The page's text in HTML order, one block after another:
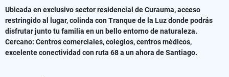
Ubicada en exclusivo sector residencial de Curauma, acceso
restringido al lugar, colinda con Tranque de la Luz donde podrás
disfrutar junto tu familia en un bello entorno de naturaleza.
Cercano: Centros comerciales, colegios, centros médicos,
excelente conectividad con ruta 68 a un ahora de Santiago.